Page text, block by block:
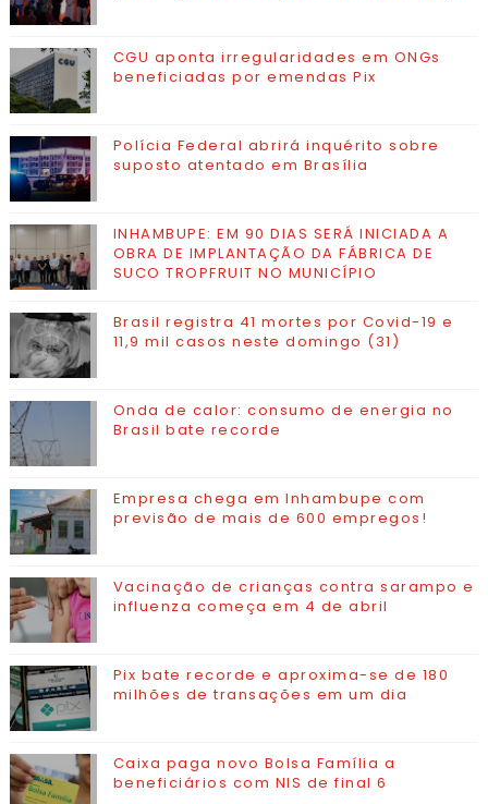
CGU aponta irregularidades em ONGs
beneficiadas por emendas Pix
Polícia Federal abrirá inquérito sobre
suposto atentado em Brasília
INHAMBUPE: EM 90 DIAS SERÁ INICIADA A
OBRA DE IMPLANTAÇÃO DA FÁBRICA DE
SUCO TROPFRUIT NO MUNICÍPIO
Brasil registra 41 mortes por Covid-19 e
11,9 mil casos neste domingo (31)
Onda de calor: consumo de energia no
Brasil bate recorde
Empresa chega em Inhambupe com
previsão de mais de 600 empregos!
Vacinação de crianças contra sarampo e
influenza começa em 4 de abril
Pix bate recorde e aproxima-se de 180
milhões de transações em um dia
Caixa paga novo Bolsa Família a
beneficiários com NIS de final 6